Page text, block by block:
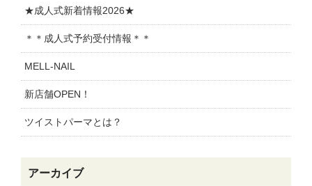
★成人式新着情報2026★
＊＊成人式予約受付情報＊＊
MELL-NAIL
新店舗OPEN！
ツイストパーマとは？
アーカイブ